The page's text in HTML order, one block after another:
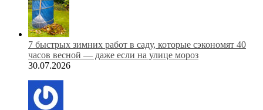
7 быстрых зимних работ в саду, которые сэкономят 40
часов весной — даже если на улице мороз
30.07.2026